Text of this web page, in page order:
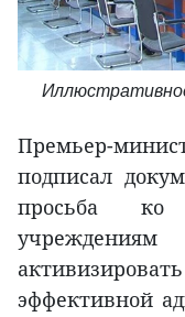
Премьер-
подписал
просьба ко
эффективной